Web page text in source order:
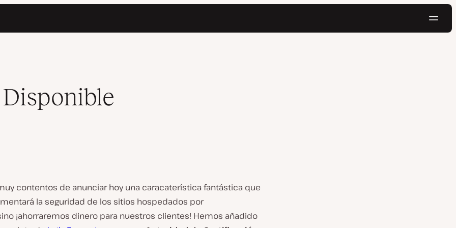
contentos de anunciar hoy una caracaterística fantástica que
la seguridad de los sitios hospedados por
¡ahorraremos dinero para nuestros clientes! Hemos añadido